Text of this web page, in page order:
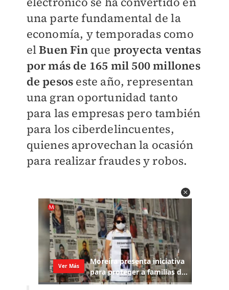
una parte fundamental de la
economía, y temporadas como
elBuen Fin que proyecta ventas
por más de 165 mil 500 millones
de pesos este año, representan
una gran oportunidad tanto
para las empresas pero también
para los ciberdelincuentes,
quienes aprovechan la ocasión
para realizarfraudes y robos.